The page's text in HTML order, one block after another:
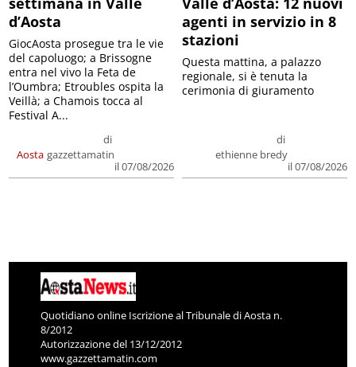
d’Aosta
Aosta
di
gazzettamatin
il 07/08/2026
GiocAosta prosegue tra le vie
del capoluogo; a Brissogne
entra nel vivo la Feta de
l’Oumbra; Etroubles ospita la
Veillà; a Chamois tocca al
Festival A...
agenti in servizio in 8
stazioni
di
ethienne bredy
il 07/08/2026
Questa mattina, a palazzo
regionale, si è tenuta la
cerimonia di giuramento
Quotidiano online Iscrizione al Tribunale di Aosta n.
8/2012
Autorizzazione del 13/12/2012
www.gazzettamatin.com